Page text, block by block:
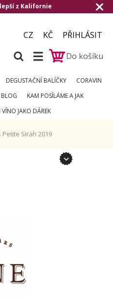
CZ KČ
PŘIHLÁSIT
Do košíku
DEGUSTAČNÍ BALÍČKY
CORAVIN
BLOG
KAM POSÍLÁME A JAK
VÍNO JAKO DÁREK
Sirah 2019